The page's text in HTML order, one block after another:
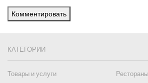
Комментировать
КАТЕГОРИИ
Товары и услуги